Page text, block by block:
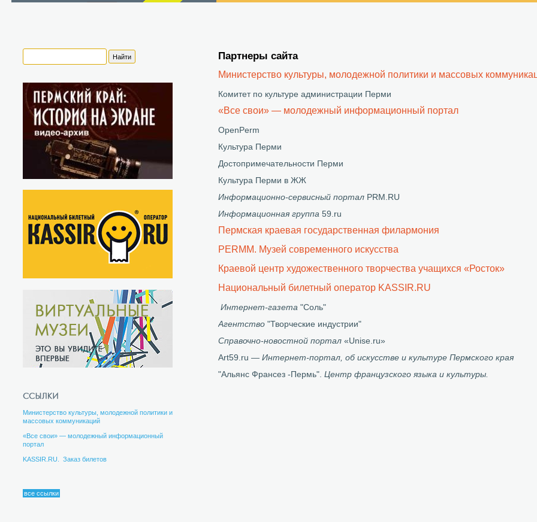
Министерство культуры, молодежной политики и
массовых коммуникаций
«Все свои» — молодежный информационный
портал
KASSIR.RU. Заказ билетов
все ссылки
Партнеры сайта
Министерство культуры, молодежной политики и массовых
Комитет по культуре администрации Перми
«Все свои» — молодежный информационный портал
OpenPerm
Культура Перми
Достопримечательности Перми
Культура Перми в ЖЖ
Информационно-сервисный портал PRM.RU
Информационная группа 59.ru
Пермская краевая государственная филармония
PERMM. Музей современного искусства
Краевой центр художественного творчества учащихся «Росток»
Национальный билетный оператор KASSIR.RU
Интернет-газета "Соль"
Агентство "Творческие индустрии"
Справочно-новостной портал «Unise.ru»
Art59.ru — Интернет-портал, об искусстве и культуре Пермского края
"Альянс Франсез -Пермь". Центр французского языка и культуры.